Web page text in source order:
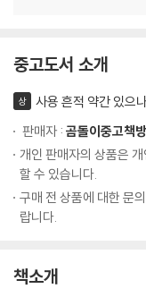
중고도서 소개
상
사용 흔적 약간 있으
판매자 : 곰돌이중고책방
개인 판매자의 상품은
할 수 있습니다.
구매 전 상품에 대한 문
랍니다.
책소개